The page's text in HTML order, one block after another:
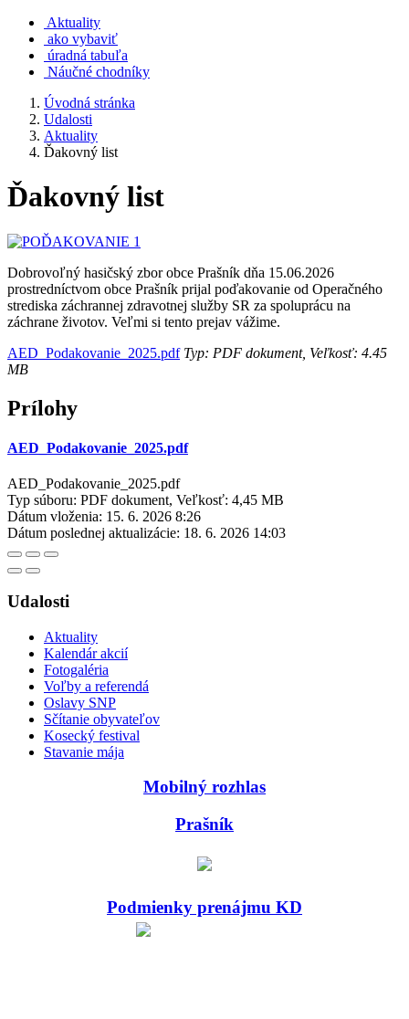
Aktuality
ako vybaviť
úradná tabuľa
Náučné chodníky
Úvodná stránka
Udalosti
Aktuality
Ďakovný list
Ďakovný list
Dobrovoľný hasičský zbor obce Prašník dňa 15.06.2026
prostredníctvom obce Prašník prijal poďakovanie od Operačného
strediska záchrannej zdravotnej služby SR za spoluprácu na
záchrane životov. Veľmi si tento prejav vážime.
AED_Podakovanie_2025.pdfTyp: PDF dokument, Veľkosť: 4.45
MB
Prílohy
AED_Podakovanie_2025.pdf
AED_Podakovanie_2025.pdf
Typ súboru: PDF dokument, Veľkosť: 4,45 MB
Dátum vloženia: 15. 6. 2026 8:26
Dátum poslednej aktualizácie: 18. 6. 2026 14:03
Udalosti
Aktuality
Kalendár akcií
Fotogaléria
Voľby a referendá
Oslavy SNP
Sčítanie obyvateľov
Kosecký festival
Stavanie mája
Mobilný rozhlas
Prašník
Podmienky prenájmu KD